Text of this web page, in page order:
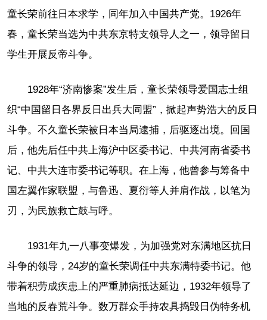
童长荣前往日本求学，同年加入中国共产党。1926年
春，童长荣当选为中共东京特支领导人之一，领导留日
学生开展反帝斗争。
1928年“济南惨案”发生后，童长荣领导爱国志士组
织“中国留日各界反日出兵大同盟”，掀起声势浩大的反日
斗争。不久童长荣被日本当局逮捕，后驱逐出境。回国
后，他先后任中共上海沪中区委书记、中共河南省委书
记、中共大连市委书记等职。在上海，他曾参与筹备中
国左翼作家联盟，与鲁迅、夏衍等人并肩作战，以笔为
刃，为民族救亡鼓与呼。
1931年九一八事变爆发，为加强党对东满地区抗日
斗争的领导，24岁的童长荣调任中共东满特委书记。他
带着积劳成疾患上的严重肺病抵达延边，1932年领导了
当地的反春荒斗争。数万群众手持农具捣毁日伪特务机